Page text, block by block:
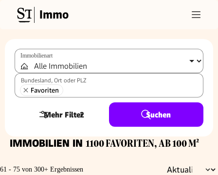
Immo
Immobilienart
Bundesland, Ort oder PLZ
Favoriten
Mehr Filter
2 Suchen
IMMOBILIEN IN 1100 FAVORITEN, AB 100 M²
61 - 75 von 300+ Ergebnissen